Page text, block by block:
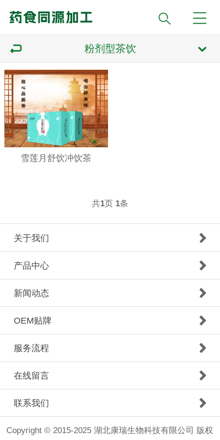
粉剂型茶饮
雪莲月舒饮冲饮茶
共1页 1条
关于我们
产品中心
新闻动态
OEM贴牌
服务流程
在线留言
联系我们
Copyright © 2015-2025 湖北康瑞生物科技有限公司 版权